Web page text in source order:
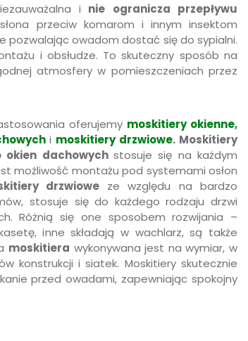
i nie ogranicza przepływu
przeciw komarom i innym insektom
pozwalając owadom dostać się do sypialni.
i obsłudze. To skuteczny sposób na
atmosfery w pomieszczeniach przez
oferujemy moskitiery okienne,
i moskitiery drzwiowe. Moskitiery
okien dachowych stosuje się na każdym
możliwość montażu pod systemami osłon
drzwiowe ze względu na bardzo
stosuje się do każdego rodzaju drzwi
Różnią się one sposobem rozwijania –
inne składają w wachlarz, są także
moskitiera wykonywana jest na wymiar, w
konstrukcji i siatek. Moskitiery skutecznie
przed owadami, zapewniając spokojny